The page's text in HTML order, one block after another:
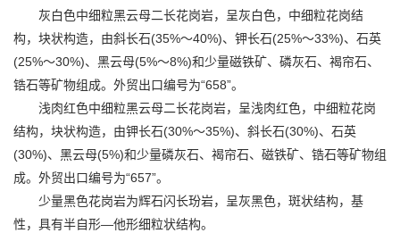
灰白色中细粒黑云母二长花岗岩，呈灰白色，中细粒花岗结
构，块状构造，由斜长石(35%～40%)、钾长石(25%～33%)、石英
(25%～30%)、黑云母(5%～8%)和少量磁铁矿、磷灰石、褐帘石、
锆石等矿物组成。外贸出口编号为“658”。
浅肉红色中细粒黑云母二长花岗岩，呈浅肉红色，中细粒花岗
结构，块状构造，由钾长石(30%～35%)、斜长石(30%)、石英
(30%)、黑云母(5%)和少量磷灰石、褐帘石、磁铁矿、锆石等矿物组
成。外贸出口编号为“657”。
少量黑色花岗岩为辉石闪长玢岩，呈灰黑色，斑状结构，基
性，具有半自形—他形细粒状结构。